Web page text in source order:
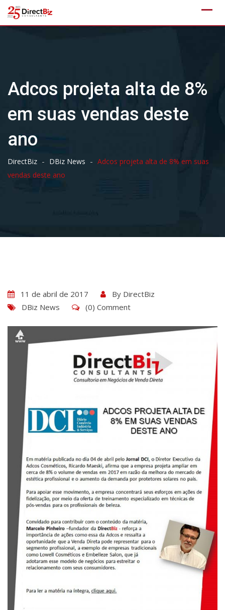
Skip
Adcos projeta alta de 8%
em suas vendas deste
ano
DirectBiz - DBiz News - Adcos projeta alta de 8% em suas
vendas deste ano
11 de abril de 2017 By DirectBiz
DBiz News
(0) Comment